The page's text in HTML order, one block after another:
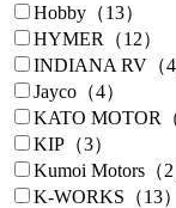
Hobby（13）
HYMER（12）
INDIANA RV（4
Jayco（4）
KATO MOTOR（
KIP（3）
Kumoi Motors（2
K-WORKS（13）